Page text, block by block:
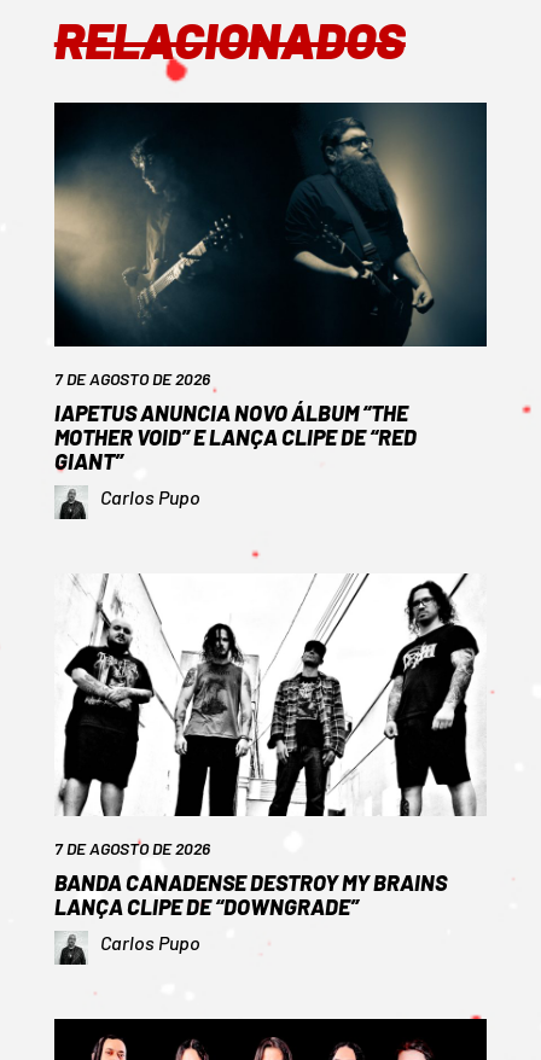
RELACIONADOS
7 DE AGOSTO DE 2026
IAPETUS ANUNCIA NOVO ÁLBUM “THE
MOTHER VOID” E LANÇA CLIPE DE “RED
GIANT”
Carlos Pupo
7 DE AGOSTO DE 2026
BANDA CANADENSE DESTROY MY BRAINS
LANÇA CLIPE DE “DOWNGRADE”
Carlos Pupo